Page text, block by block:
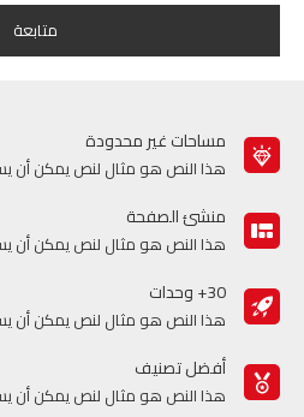
متابعة
مساحات غير محدودة
هذا النص هو مثال لنص يمكن أن
منشئ الصفحة
هذا النص هو مثال لنص يمكن أن
30+ وحدات
هذا النص هو مثال لنص يمكن أن
أفضل تصنيف
هذا النص هو مثال لنص يمكن أن